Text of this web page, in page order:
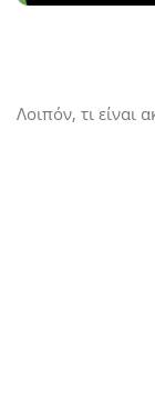
Λοιπόν, τι είναι